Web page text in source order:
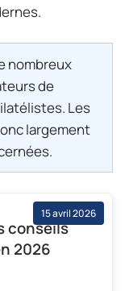
nombreux
de
Les
largement
15 avril 2026
conseils
2026